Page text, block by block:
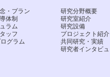
・プラン
体制
ラム
ッフ
グラム
研究分野概要
研究室紹介
研究設備
プロジェクト紹介
共同研究・実績
研究者インタビ